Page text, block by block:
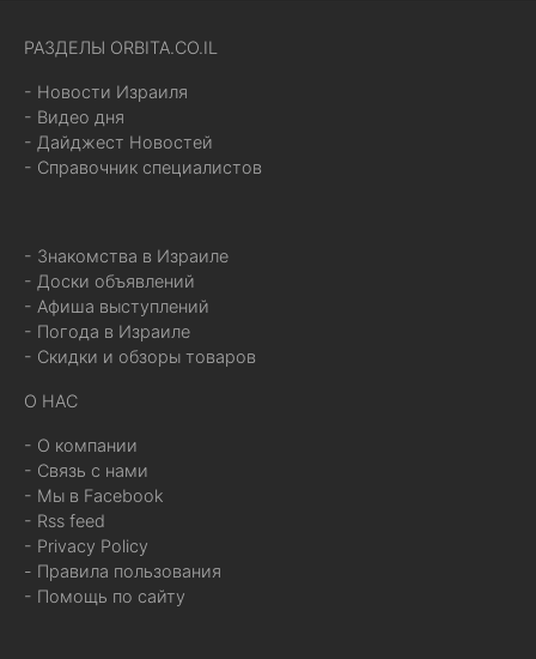
РАЗДЕЛЫ ORBITA.CO.IL
- Новости Израиля
- Видео дня
- Дайджест Новостей
- Справочник специалистов
- Знакомства в Израиле
- Доски объявлений
- Афиша выступлений
- Погода в Израиле
- Скидки и обзоры товаров
О НАС
- О компании
- Связь с нами
- Мы в Facebook
- Rss feed
- Privacy Policy
- Правила пользования
- Помощь по сайту